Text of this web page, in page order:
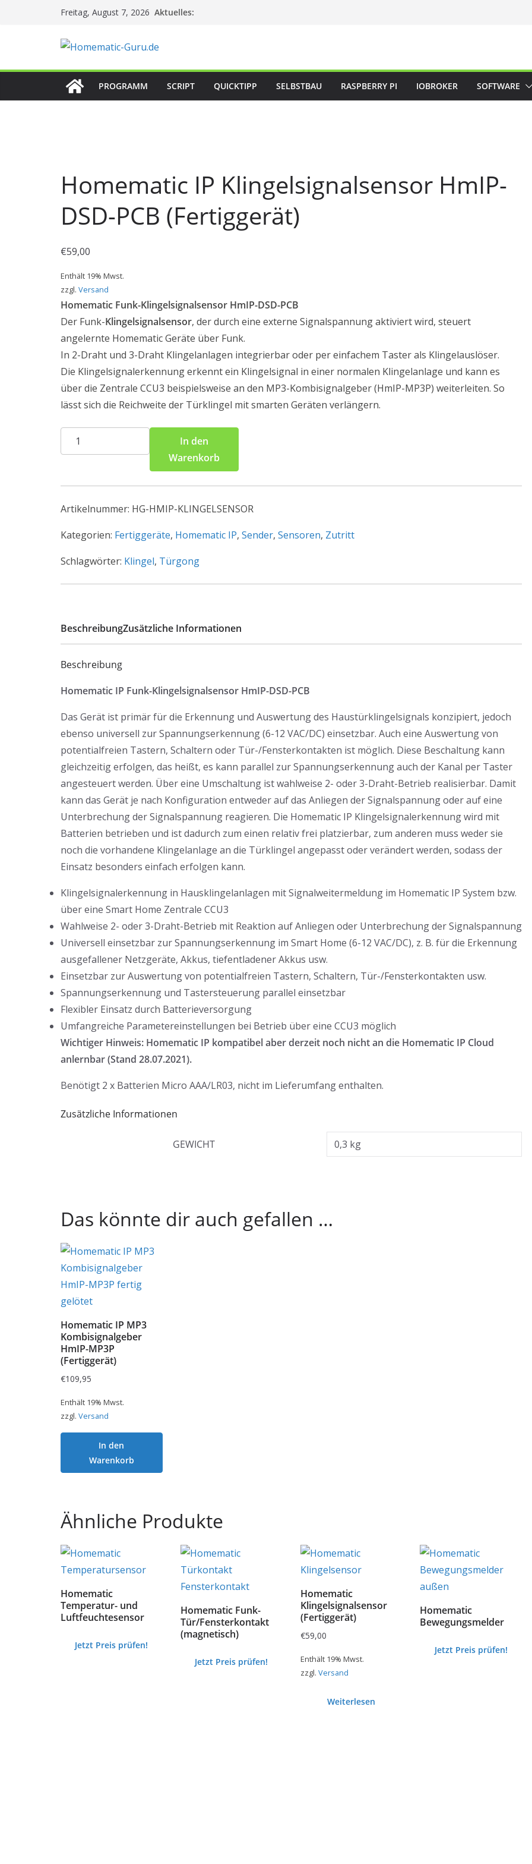
Freitag, August 7, 2026 Aktuelles:
PROGRAMM SCRIPT QUICKTIPP SELBSTBAU RASPBERRY PI IOBROKER SOFTWARE
Homematic IP Klingelsignalsensor HmIP-
DSD-PCB (Fertiggerät)
€59,00
Enthält 19% Mwst.
zzgl. Versand
Homematic Funk-Klingelsignalsensor HmIP-DSD-PCB
Der Funk-Klingelsignalsensor, der durch eine externe Signalspannung aktiviert wird, steuert
angelernte Homematic Geräte über Funk.
In 2-Draht und 3-Draht Klingelanlagen integrierbar oder per einfachem Taster als Klingelauslöser.
Die Klingelsignalerkennung erkennt ein Klingelsignal in einer normalen Klingelanlage und kann es
über die Zentrale CCU3 beispielsweise an den MP3-Kombisignalgeber (HmIP-MP3P) weiterleiten. So
lässt sich die Reichweite der Türklingel mit smarten Geräten verlängern.
Homematic
IP
HmIP-
(Fertiggerät)
In den
Warenkorb
Artikelnummer: HG-HMIP-KLINGELSENSOR
Kategorien: Fertiggeräte, Homematic IP, Sender, Sensoren, Zutritt
Schlagwörter: Klingel, Türgong
BeschreibungZusätzliche Informationen
Beschreibung
Homematic IP Funk-Klingelsignalsensor HmIP-DSD-PCB
Das Gerät ist primär für die Erkennung und Auswertung des Haustürklingelsignals konzipiert, jedoch
ebenso universell zur Spannungserkennung (6-12 VAC/DC) einsetzbar. Auch eine Auswertung von
potentialfreien Tastern, Schaltern oder Tür-/Fensterkontakten ist möglich. Diese Beschaltung kann
gleichzeitig erfolgen, das heißt, es kann parallel zur Spannungserkennung auch der Kanal per Taster
angesteuert werden. Über eine Umschaltung ist wahlweise 2- oder 3-Draht-Betrieb realisierbar. Damit
kann das Gerät je nach Konfiguration entweder auf das Anliegen der Signalspannung oder auf eine
Unterbrechung der Signalspannung reagieren. Die Homematic IP Klingelsignalerkennung wird mit
Batterien betrieben und ist dadurch zum einen relativ frei platzierbar, zum anderen muss weder sie
noch die vorhandene Klingelanlage an die Türklingel angepasst oder verändert werden, sodass der
Einsatz besonders einfach erfolgen kann.
Klingelsignalerkennung in Hausklingelanlagen mit Signalweitermeldung im Homematic IP System bzw.
über eine Smart Home Zentrale CCU3
Wahlweise 2- oder 3-Draht-Betrieb mit Reaktion auf Anliegen oder Unterbrechung der Signalspannung
Universell einsetzbar zur Spannungserkennung im Smart Home (6-12 VAC/DC), z. B. für die Erkennung
ausgefallener Netzgeräte, Akkus, tiefentladener Akkus usw.
Einsetzbar zur Auswertung von potentialfreien Tastern, Schaltern, Tür-/Fensterkontakten usw.
Spannungserkennung und Tastersteuerung parallel einsetzbar
Flexibler Einsatz durch Batterieversorgung
Umfangreiche Parametereinstellungen bei Betrieb über eine CCU3 möglich
Wichtiger Hinweis: Homematic IP kompatibel aber derzeit noch nicht an die Homematic IP Cloud
anlernbar (Stand 28.07.2021).
Benötigt 2 x Batterien Micro AAA/LR03, nicht im Lieferumfang enthalten.
Zusätzliche Informationen
GEWICHT 0,3 kg
Das könnte dir auch gefallen …
Homematic IP MP3
Kombisignalgeber
HmIP-MP3P
(Fertiggerät)
€109,95
Enthält 19% Mwst.
zzgl. Versand
In den
Warenkorb
Ähnliche Produkte
Homematic
Temperatur- und
Luftfeuchtesensor
Jetzt Preis prüfen!
Homematic Funk-
Tür/Fensterkontakt
(magnetisch)
Jetzt Preis prüfen!
Homematic
Klingelsignalsensor
(Fertiggerät)
€59,00
Enthält 19% Mwst.
zzgl. Versand
Weiterlesen
Homematic
Bewegungsmelder
Jetzt Preis prüfen!